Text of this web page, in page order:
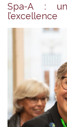
Spa-A :
l’excellence